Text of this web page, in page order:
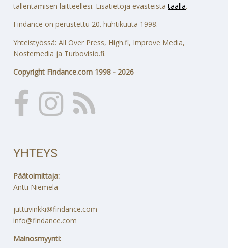
tallentamisen laitteellesi. Lisätietoja evästeistätäällä.
Findance on perustettu 20. huhtikuuta 1998.
Yhteistyössä: All Over Press, High.fi, Improve Media,
Nostemedia ja Turbovisio.fi.
Copyright Findance.com 1998 - 2026
YHTEYS
Päätoimittaja:
Antti Niemelä
juttuvinkki@findance.com
info@findance.com
Mainosmyynti: